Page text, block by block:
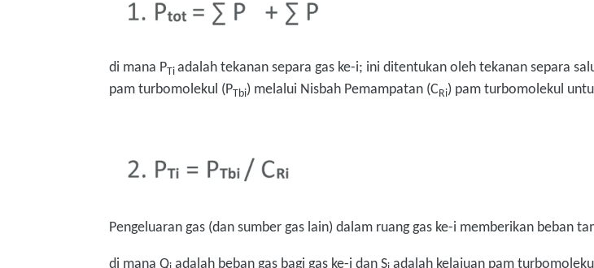
di mana PTiadalah tekanan separa gas ke-i; ini ditentukan oleh tekanan separa
pam turbomolekul (PTbi) melalui Nisbah Pemampatan (CRi) pam turbomolekul
Pengeluaran gas (dan sumber gas lain) dalam ruang gas ke-i memberikan beban
di mana Q adalah beban gas bagi gas ke-i dan S adalah kelajuan pam